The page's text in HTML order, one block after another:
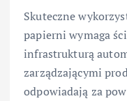
Skuteczne
papierni wymaga
infrastrukturą
zarządzającymi
odpowiadają za